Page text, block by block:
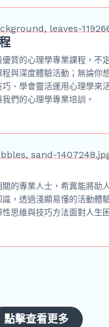
質的心理學專業課程，不
與深度體驗活動；無論你
、學會靈活運用心理學來
們的心理學專業培訓。
的專業人士，希冀能將助
，透過淺顯易懂的活動體
思維與技巧方法面對人生
點擊查看更多